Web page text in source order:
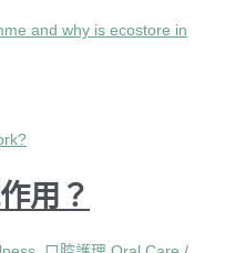
and why is ecostore in
用？